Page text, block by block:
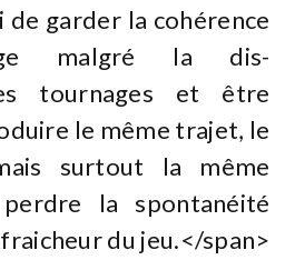
de garder la cohérence
malgré la dis-
tournages et être
le même trajet, le
surtout la même
la spontanéité
du jeu.</span>